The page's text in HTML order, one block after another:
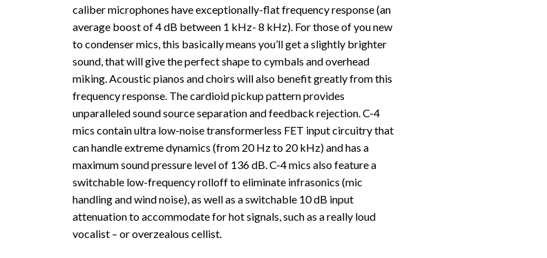
caliber microphones have exceptionally-flat frequency response (an
average boost of 4 dB between 1 kHz- 8 kHz). For those of you new
to condenser mics, this basically means you’ll get a slightly brighter
sound, that will give the perfect shape to cymbals and overhead
miking. Acoustic pianos and choirs will also benefit greatly from this
frequency response. The cardioid pickup pattern provides
unparalleled sound source separation and feedback rejection. C-4
mics contain ultra low-noise transformerless FET input circuitry that
can handle extreme dynamics (from 20 Hz to 20 kHz) and has a
maximum sound pressure level of 136 dB. C-4 mics also feature a
switchable low-frequency rolloff to eliminate infrasonics (mic
handling and wind noise), as well as a switchable 10 dB input
attenuation to accommodate for hot signals, such as a really loud
vocalist – or overzealous cellist.